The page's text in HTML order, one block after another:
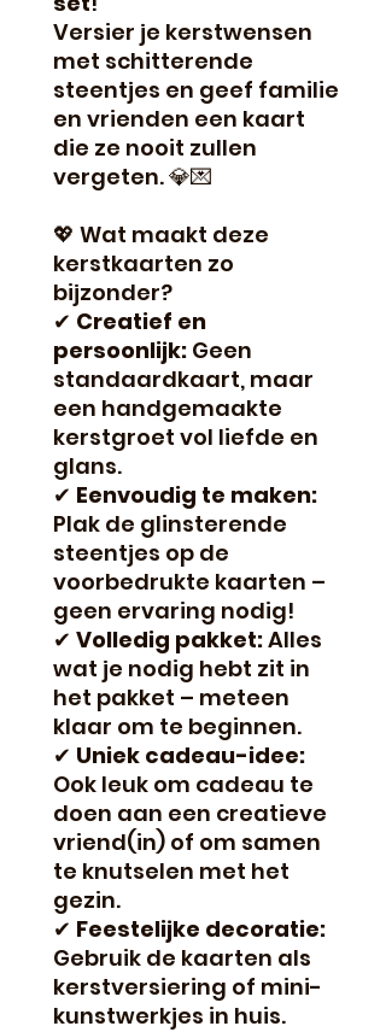
Versier je kerstwensen
met schitterende
steentjes en geef familie
en vrienden een kaart
die ze nooit zullen
vergeten. 💎💌
💖 Wat maakt deze
kerstkaarten zo
bijzonder?
✔ Creatief en
persoonlijk: Geen
standaardkaart, maar
een handgemaakte
kerstgroet vol liefde en
glans.
✔ Eenvoudig te maken:
Plak de glinsterende
steentjes op de
voorbedrukte kaarten –
geen ervaring nodig!
✔ Volledig pakket:Alles
wat je nodig hebt zit in
het pakket – meteen
klaar om te beginnen.
✔ Uniek cadeau-idee:
Ook leuk om cadeau te
doen aan een creatieve
vriend(in) of om samen
te knutselen met het
gezin.
✔ Feestelijke decoratie:
Gebruik de kaarten als
kerstversiering of mini-
kunstwerkjes in huis.